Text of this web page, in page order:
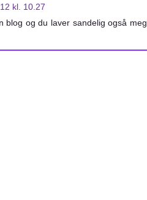
kl. 10.27
blog og du laver sandelig også